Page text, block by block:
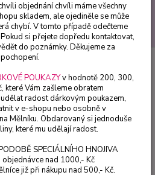
Hledat
(Fuchsie) - cena za kus v 3-kusovém
(Fuchsie) -
kusovém balení
objednání chvíli máme všechny
skladem, ale ojediněle se může
chybí. V tomto případě odečteme
si přejete dopředu kontaktovat,
do poznámky. Děkujeme za
pochopení.
POUKAZYv hodnotě 200, 300,
které Vám zašleme obratem
radost dárkovým poukazem,
v e-shopu nebo osobně v
Mělníku. Obdarovaný si jednoduše
které mu udělají radost.
SPECIÁLNÍHO HNOJIVA
nad 1000,- Kč
již při nákupu nad 500,- Kč.